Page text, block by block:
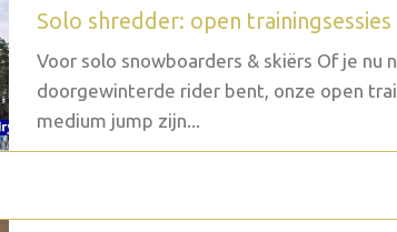
Solo shredder: open trainingsessies
Voor solo snowboarders & skiërs Of je nu
doorgewinterde rider bent, onze open
medium jump zijn...